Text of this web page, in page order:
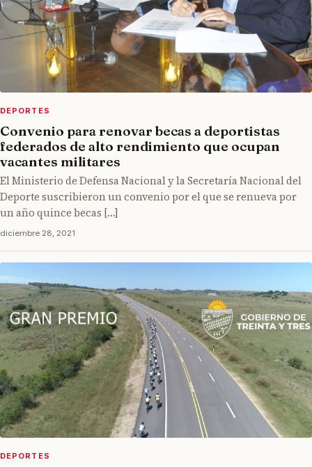
DEPORTES
Convenio para renovar becas a deportistas
federados de alto rendimiento que ocupan
vacantes militares
El Ministerio de Defensa Nacional y la Secretaría Nacional del
Deporte suscribieron un convenio por el que se renueva por
un año quince becas […]
diciembre 28, 2021
DEPORTES